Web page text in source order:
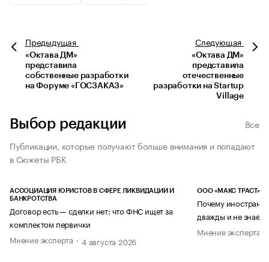
Предыдущая
«Октава ДМ»
представила
собственные разработки
на Форуме «ГОСЗАКАЗ»
Следующая
«Октава ДМ»
представила
отечественные
разработки на Startup
Village
Выбор редакции
Все
Публикации, которые получают больше внимания и попадают
в Сюжеты РБК
АССОЦИАЦИЯ ЮРИСТОВ В СФЕРЕ ЛИКВИДАЦИИ И
БАНКРОТСТВА
Договор есть — сделки нет: что ФНС ищет за
комплектом первички
Мнение эксперта
4 августа 2026
ООО «МАКС ТРАСТ»
Почему
дважды и не знает
Мнение эксперта